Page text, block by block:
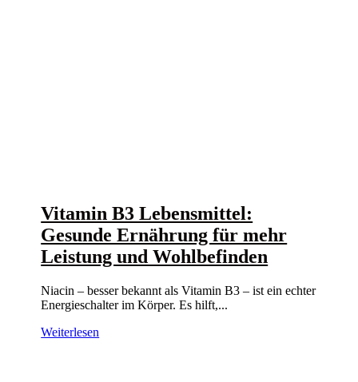
Vitamin B3 Lebensmittel:
Gesunde Ernährung für mehr
Leistung und Wohlbefinden
Niacin – besser bekannt als Vitamin B3 – ist ein echter
Energieschalter im Körper. Es hilft,...
Weiterlesen